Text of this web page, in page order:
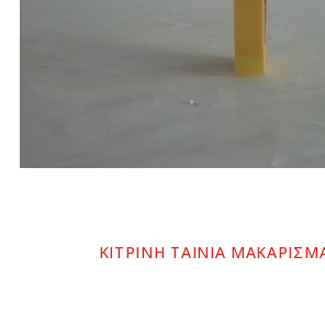
ΚΙΤΡΙΝΗ ΤΑΙΝΙΑ